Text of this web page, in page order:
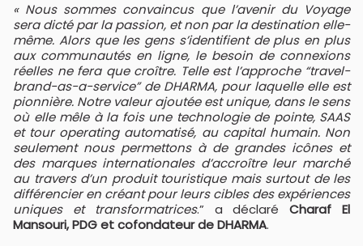
« Nous sommes convaincus que l’avenir du Voyage
sera dicté par la passion, et non par la destination elle-
même. Alors que les gens s’identifient de plus en plus
aux communautés en ligne, le besoin de connexions
réelles ne fera que croître. Telle est l’approche “travel-
brand-as-a-service” de DHARMA, pour laquelle elle est
pionnière. Notre valeur ajoutée est unique, dans le sens
où elle mêle à la fois une technologie de pointe, SAAS
et tour operating automatisé, au capital humain. Non
seulement nous permettons à de grandes icônes et
des marques internationales d’accroître leur marché
au travers d’un produit touristique mais surtout de les
différencier en créant pour leurs cibles des expériences
uniques et transformatrices.” a déclaréCharaf El
Mansouri, PDG et cofondateur de DHARMA.